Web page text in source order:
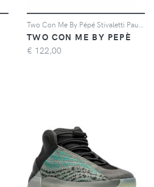
TWO CON ME BY PEPÈ
€ 122,00